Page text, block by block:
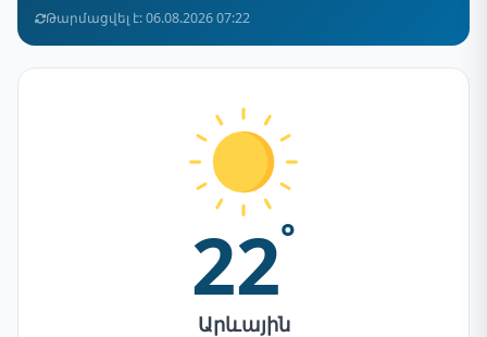
Թարմացվել է: 06.08.2026 07:22
22°
Արևային